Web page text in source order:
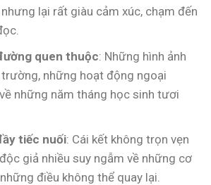
lại rất giàu cảm xúc, chạm đến
quen thuộc: Những hình ảnh
những hoạt động ngoại
những năm tháng học sinh tươi
tiếc nuối: Cái kết không trọn vẹn
giả nhiều suy ngẫm về những cơ
điều không thể quay lại.